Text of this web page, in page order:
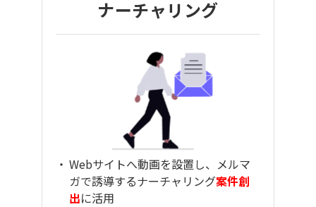
ナーチャリング
Webサイトへ動画を設置し、メルマ
ガで誘導するナーチャリング案件創
出に活用